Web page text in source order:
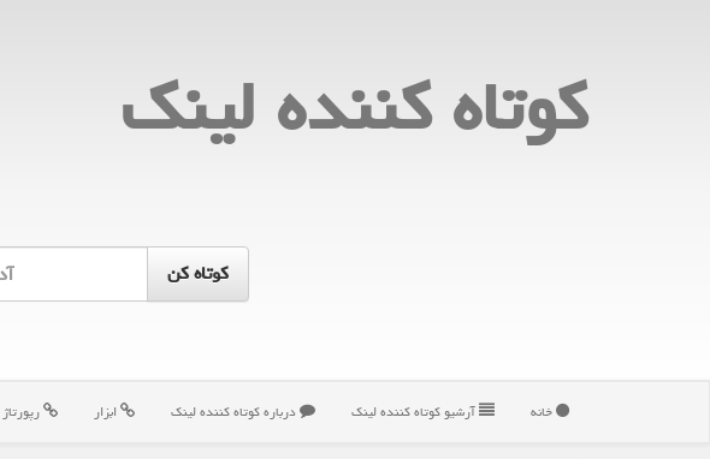
كوتاه كننده لینك
خانه آرشیو كوتاه كننده لینك درباره كوتاه كننده لینك ابزار رپورتاژ